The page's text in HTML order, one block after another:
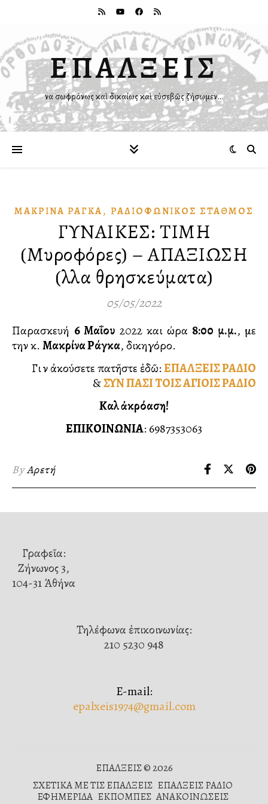
ΕΠΑΛΞΕΙΣ
Ἵνα σωφρόνως καὶ δικαίως καὶ εὐσεβῶς ζήσωμεν…
ΜΑΚΡΊΝΑ ΡΆΓΚΑ, ΡΑΔΙΟΦΩΝΙΚῸΣ ΣΤΑΘΜΌΣ
ΓΥΝΑΙΚΕΣ: ΤΙΜΗ
(Μυροφόρες) – ΑΠΑΞΙΩΣΗ
(ἄλλα θρησκεύματα)
05/05/2022
Παρασκευή 6 Μαΐου 2022 και ώρα 8:00 μ.μ., με
την κ. Μακρίνα Ράγκα, δικηγόρο.
Γιὰ νὰ ἀκούσετε πατῆστε ἐδῶ:ΕΠΑΛΞΕΙΣ ΡΑΔΙΟ
&ΣΥΝ ΠΑΣΙ ΤΟΙΣ ΑΓΙΟΙΣ ΡΑΔΙΟ
Καλὴ ἀκρόαση!
ΕΠΙΚΟΙΝΩΝΙΑ: 6987353063
ByΑρετή
Γραφεῖα:
Ζήνωνος 3,
104-31 Ἀθήνα
Τηλέφωνα ἐπικοινωνίας:
210 5230 948
E-mail:
epalxeis1974@gmail.com
ΕΠΑΛΞΕΙΣ © 2026
ΣΧΕΤΙΚΑ ΜΕ ΤΙΣ ΕΠΑΛΞΕΙΣ ΕΠΑΛΞΕΙΣ ΡΑΔΙΟ
ΕΦΗΜΕΡΙΔΑ ΕΚΠΟΜΠΕΣ ΑΝΑΚΟΙΝΩΣΕΙΣ